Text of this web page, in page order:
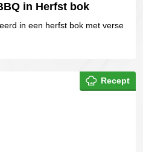
in Herfst bok
in een herfst bok met verse
Recept